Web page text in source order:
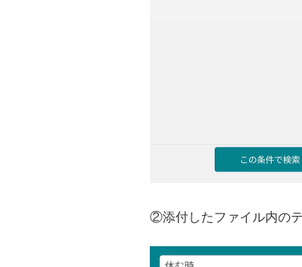
②添付したファイル内の